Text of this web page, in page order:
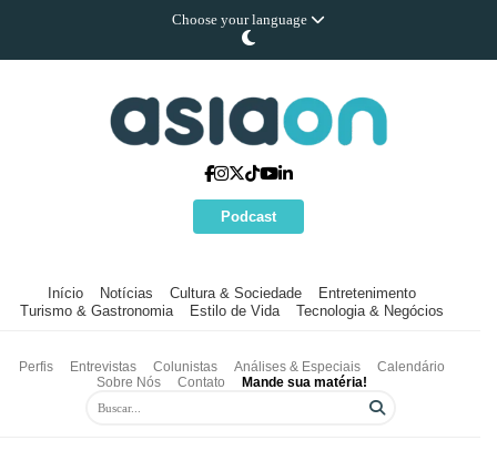
Choose your language
Podcast
Início Notícias Cultura & Sociedade
Entretenimento
Turismo & Gastronomia
Estilo de Vida Tecnologia & Negócios
Perfis Entrevistas Colunistas Análises & Especiais
Calendário
Sobre Nós
Contato Mande sua matéria!